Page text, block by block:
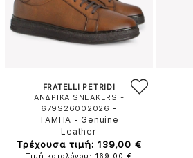
FRATELLI PETRIDI
ΑΝΔΡΙΚΑ SNEAKERS -
679S26002026 -
ΤΑΜΠΑ - Genuine
Leather
Τρέχουσα τιμή: 139,00 €